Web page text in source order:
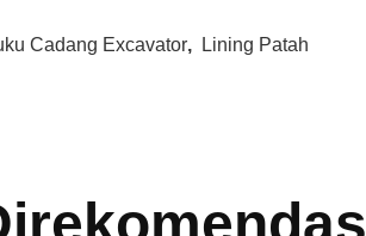
Cadang Excavator, Lining Patah